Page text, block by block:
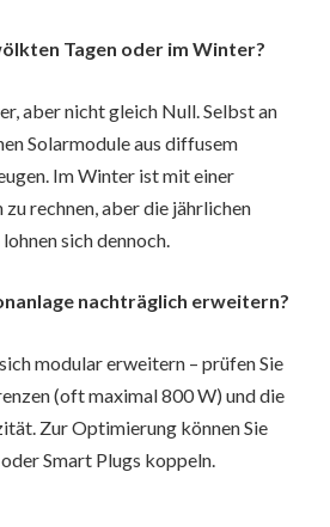
Tagen oder im Winter?
aber nicht gleich Null. Selbst an
Solarmodule aus diffusem
Im Winter ist mit einer
rechnen, aber die jährlichen
sich dennoch.
nachträglich erweitern?
modular erweitern – prüfen Sie
(oft maximal 800 W) und die
Zur Optimierung können Sie
Smart Plugs koppeln.